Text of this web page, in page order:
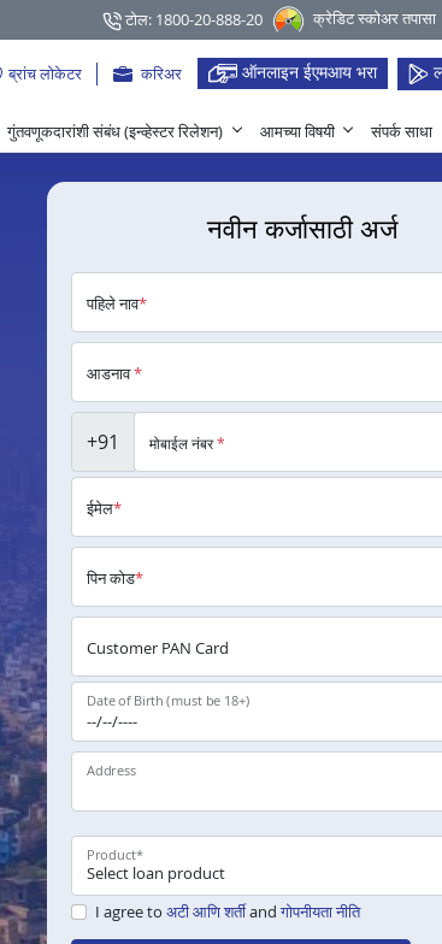
टोल: 1800-20-888-20 क्रेडिट स्कोअर तपासा
ब्रांच लोकेटर करिअर ऑनलाइन ईएमआय भरा
गुंतवणूकदारांशी संबंध (इन्व्हेस्टर रिलेशन) आमच्या विषयी संपर्क साधा
नवीन कर्जासाठी अर्ज
पहिले नाव*
आडनाव*
+91 मोबाईल नंबर*
ईमेल*
पिन कोड*
Customer PAN Card
Date of Birth (must be 18+)
Address
Product*
I agree to अटी आणि शर्तीand गोपनीयता नीति